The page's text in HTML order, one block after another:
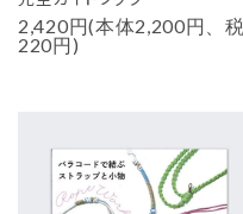
2,420円(本体2,200円、税
220円)